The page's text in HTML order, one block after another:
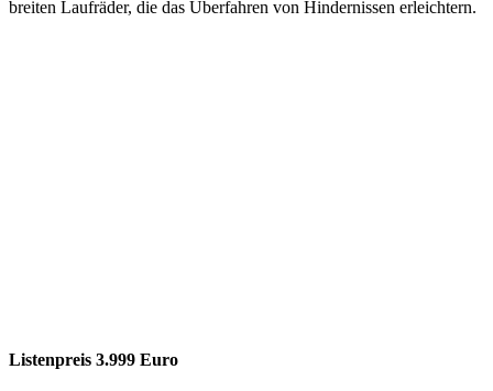
breiten Laufräder, die das Überfahren von Hindernissen erleichtern.
Listenpreis 3.999 Euro